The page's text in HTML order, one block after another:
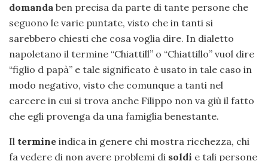
domanda ben precisa da parte di tante persone che
seguono le varie puntate, visto che in tanti si
sarebbero chiesti che cosa voglia dire. In dialetto
napoletano il termine “Chiattill” o “Chiattillo” vuol dire
“figlio d papà” e tale significato è usato in tale caso in
modo negativo, visto che comunque a tanti nel
carcere in cui si trova anche Filippo non va giù il fatto
che egli provenga da una famiglia benestante.
Il termine indica in genere chi mostra ricchezza, chi
fa vedere di non avere problemi di soldi e tali persone